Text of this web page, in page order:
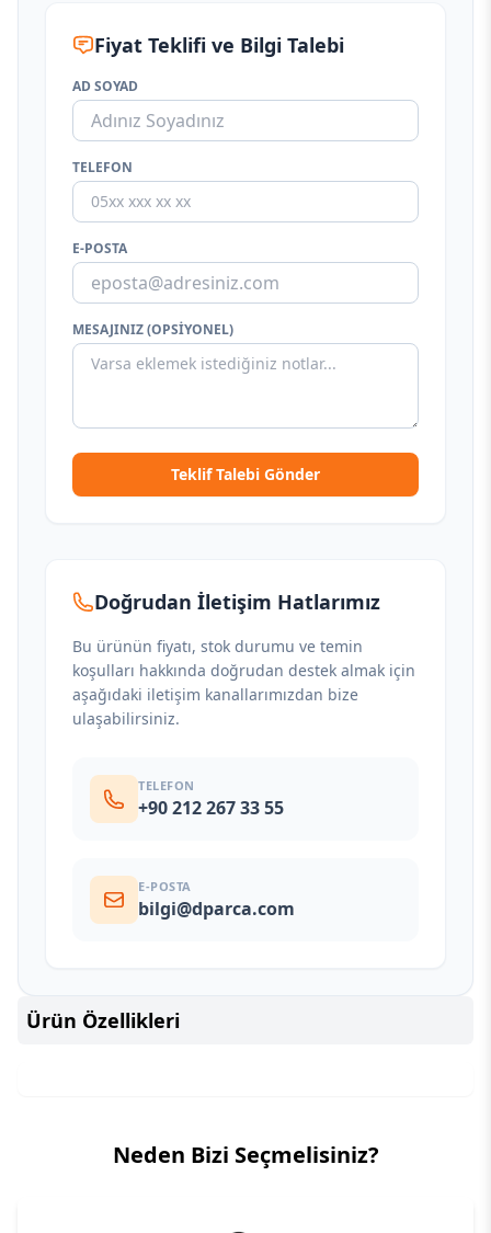
Fiyat Teklifi ve Bilgi Talebi
AD SOYAD
TELEFON
E-POSTA
MESAJINIZ (OPSIYONEL)
Teklif Talebi Gönder
Doğrudan İletişim Hatlarımız
Bu ürünün fiyatı, stok durumu ve temin
koşulları hakkında doğrudan destek almak için
aşağıdaki iletişim kanallarımızdan bize
ulaşabilirsiniz.
TELEFON
+90 212 267 33 55
E-POSTA
bilgi@dparca.com
Ürün Özellikleri
Neden Bizi Seçmelisiniz?